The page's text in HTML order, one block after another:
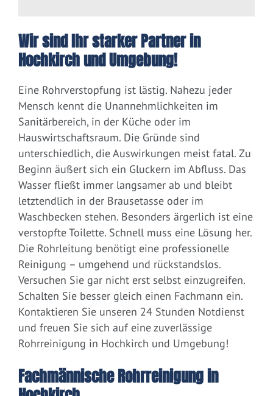
Wir sind Ihr starker Partner in
Hochkirch und Umgebung!
Eine Rohrverstopfung ist lästig. Nahezu jeder
Mensch kennt die Unannehmlichkeiten im
Sanitärbereich, in der Küche oder im
Hauswirtschaftsraum. Die Gründe sind
unterschiedlich, die Auswirkungen meist fatal. Zu
Beginn äußert sich ein Gluckern im Abfluss. Das
Wasser fließt immer langsamer ab und bleibt
letztendlich in der Brausetasse oder im
Waschbecken stehen. Besonders ärgerlich ist eine
verstopfte Toilette. Schnell muss eine Lösung her.
Die Rohrleitung benötigt eine professionelle
Reinigung – umgehend und rückstandslos.
Versuchen Sie gar nicht erst selbst einzugreifen.
Schalten Sie besser gleich einen Fachmann ein.
Kontaktieren Sie unseren 24 Stunden Notdienst
und freuen Sie sich auf eine zuverlässige
Rohrreinigung in Hochkirch und Umgebung!
Fachmännische Rohrreinigung in